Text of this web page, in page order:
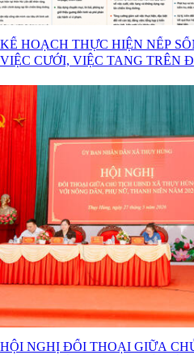
KẾ HOẠCH THỰC HIỆN NẾP
VIỆC CƯỚI, VIỆC TANG TRÊN ĐỊA BÀN XÃ THỤY HÙNG
HỘI NGHỊ ĐỐI THOẠI GIỮA